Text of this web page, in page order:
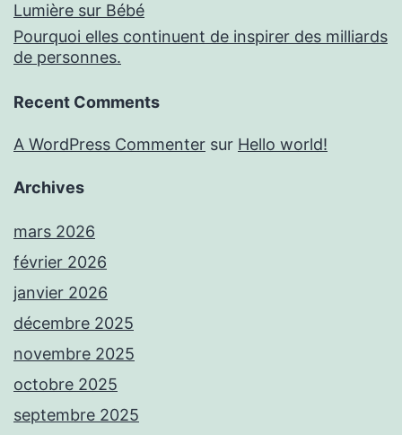
Lumière sur Bébé
Pourquoi elles continuent de inspirer des milliards
de personnes.
Recent Comments
A WordPress Commenter sur Hello world!
Archives
mars 2026
février 2026
janvier 2026
décembre 2025
novembre 2025
octobre 2025
septembre 2025